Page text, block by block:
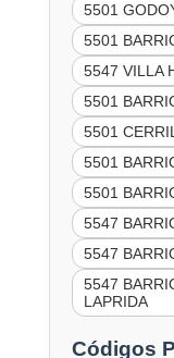
5501
5501
5547 VILLA
5501
5501
5501
5501
5547
5547
5547
LAPRIDA
Códigos